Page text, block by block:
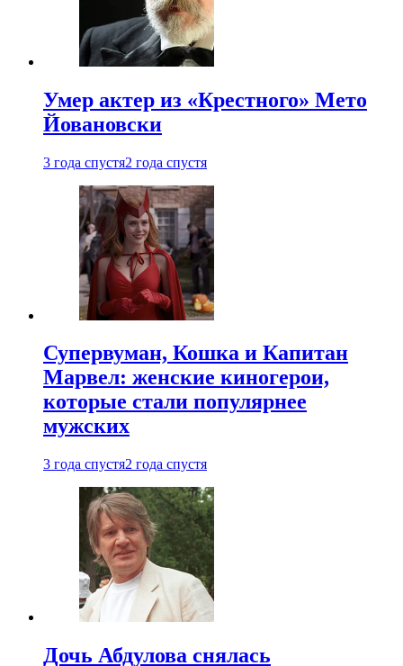
Умер актер из «Крестного» Мето
Йовановски
3 года спустя2 года спустя
Супервуман, Кошка и Капитан
Марвел: женские киногерои,
которые стали популярнее
мужских
3 года спустя2 года спустя
Дочь Абдулова снялась